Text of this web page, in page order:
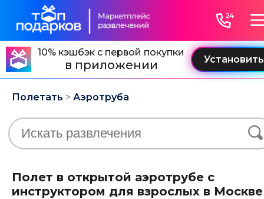
10% кэшбэк с первой покупки
в приложении
Полетать > Аэротруба
Полет в открытой аэротрубе с
инструктором для взрослых в Москве